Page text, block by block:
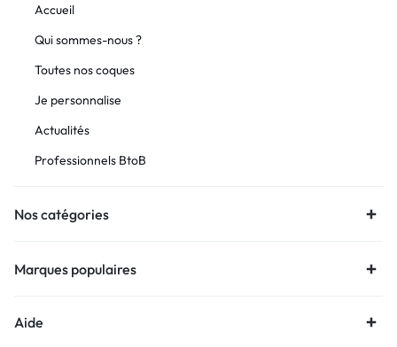
Accueil
Qui sommes-nous ?
Toutes nos coques
Je personnalise
Actualités
Professionnels BtoB
Nos catégories
Marques populaires
Aide